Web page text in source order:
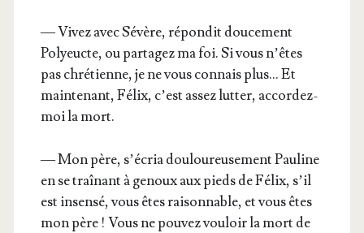
— Vivez avec Sévère, répon­dit dou­ce­ment
Poly­eucte, ou par­ta­gez ma foi. Si vous n’êtes
pas chré­tienne, je ne vous connais plus… Et
main­te­nant, Félix, c’est assez lut­ter, accor­dez-
moi la mort.
— Mon père, s’é­cria dou­lou­reu­se­ment Pau­line
en se traî­nant à genoux aux pieds de Félix, s’il
est insen­sé, vous êtes rai­son­nable, et vous êtes
mon père ! Vous ne pou­vez vou­loir la mort de